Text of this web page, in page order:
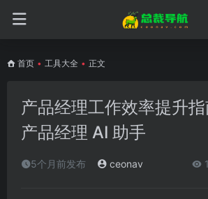
首页 • 工具大全 • 正文
产品经理工作效率提升
产品经理 AI 助手
5个月前发布 ceonav